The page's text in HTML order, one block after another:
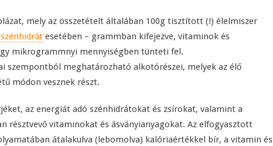
mely az összetételt általában 100g tisztított (!) élelmiszer
szénhidrát esetében – grammban kifejezve, vitaminok és
mikrogrammnyi mennyiségben tünteti fel.
szempontból meghatározható alkotórészei, melyek az élő
módon vesznek részt.
az energiát adó szénhidrátokat és zsírokat, valamint a
résztvevő vitaminokat és ásványianyagokat. Az elfogyasztott
átalakulva (lebomolva) kalóriaértékkel bír, a vitamin és